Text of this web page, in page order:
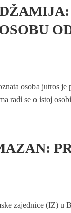
osoba jutros
radi se o istoj
zajednice (IZ) u